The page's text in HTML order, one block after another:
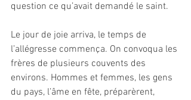
question ce qu’avait demandé le saint.
Le jour de joie arriva, le temps de
l’allégresse commença. On convoqua les
frères de plusieurs couvents des
environs. Hommes et femmes, les gens
du pays, l’âme en fête, préparèrent,